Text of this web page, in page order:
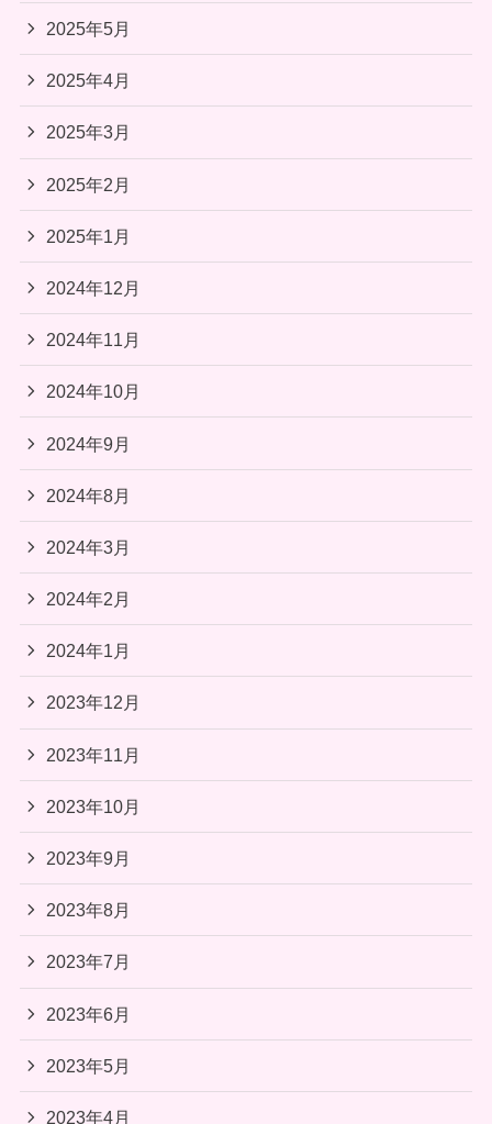
2025年5月
2025年4月
2025年3月
2025年2月
2025年1月
2024年12月
2024年11月
2024年10月
2024年9月
2024年8月
2024年3月
2024年2月
2024年1月
2023年12月
2023年11月
2023年10月
2023年9月
2023年8月
2023年7月
2023年6月
2023年5月
2023年4月